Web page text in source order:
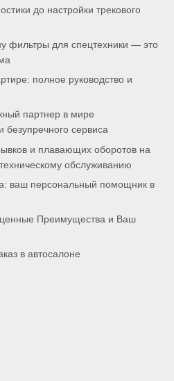
до настройки трекового
фильтры для спецтехники — это
полное руководство и
партнер в мире
сервиса
и плавающих оборотов на
обслуживанию
ваш персональный помощник в
Преимущества и Ваш
в автосалоне